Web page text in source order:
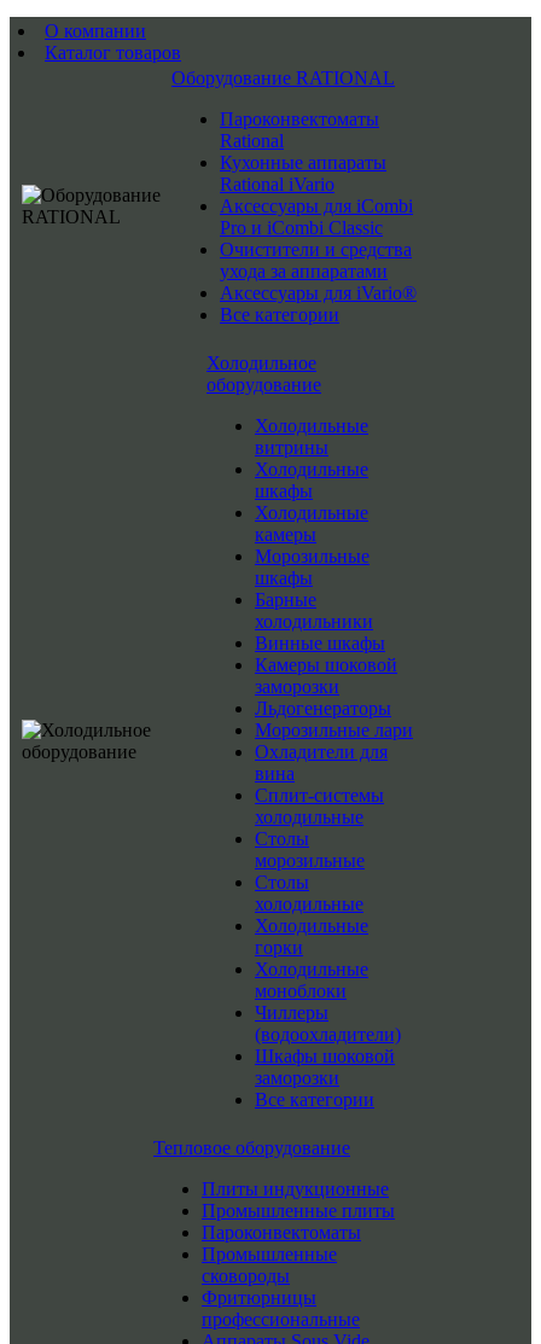
О компании
Каталог товаров
Оборудование RATIONAL
Пароконвектоматы
Rational
Кухонные аппараты
Rational iVario
Аксессуары для iCombi
Pro и iCombi Classic
Очистители и средства
ухода за аппаратами
Аксессуары для iVario®
Все категории
Холодильное
оборудование
Холодильные
витрины
Холодильные
шкафы
Холодильные
камеры
Морозильные
шкафы
Барные
холодильники
Винные шкафы
Камеры шоковой
заморозки
Льдогенераторы
Морозильные лари
Охладители для
вина
Сплит-системы
холодильные
Столы
морозильные
Столы
холодильные
Холодильные
горки
Холодильные
моноблоки
Чиллеры
(водоохладители)
Шкафы шоковой
заморозки
Все категории
Тепловое оборудование
Плиты индукционные
Промышленные плиты
Пароконвектоматы
Промышленные
сковороды
Фритюрницы
профессиональные